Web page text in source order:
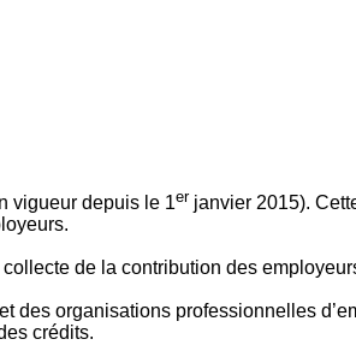
vigueur depuis le 1er janvier 2015).
de la contribution des
organisations professionnelles
crédits.